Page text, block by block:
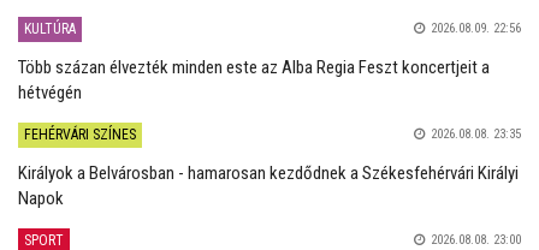
KULTÚRA 2026.08.09. 22:56
Több százan élvezték minden este az Alba Regia Feszt koncertjeit a
hétvégén
FEHÉRVÁRI SZÍNES 2026.08.08. 23:35
Királyok a Belvárosban - hamarosan kezdődnek a Székesfehérvári Királyi
Napok
SPORT 2026.08.08. 23:00